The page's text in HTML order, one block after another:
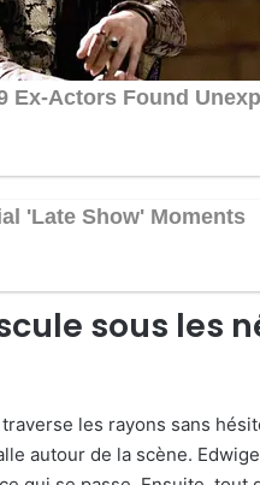
sous les
les rayons sans
autour de la scène.